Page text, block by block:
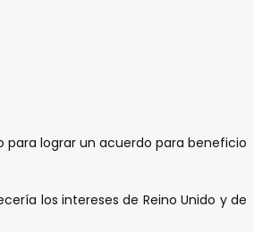
para lograr un acuerdo para beneficio
los intereses de Reino Unido y de